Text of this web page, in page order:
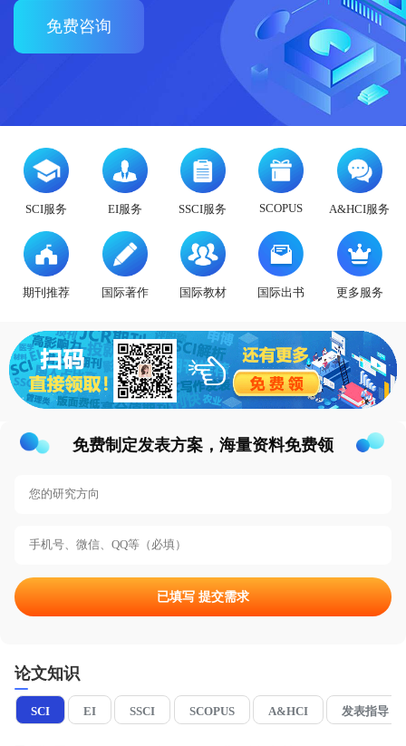
免费咨询
SCI服务 EI服务 SSCI服务 SCOPUS A&HCI服务
期刊推荐 国际著作 国际教材 国际出书 更多服务
免费制定发表方案，海量资料免费领
已填写 提交需求
论文知识
SCI EI SSCI SCOPUS A&HCI 发表指导